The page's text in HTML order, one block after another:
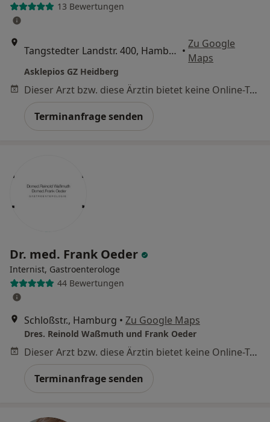
13 Bewertungen
Tangstedter Landstr. 400, Hamburg •
Zu Google
Maps
Asklepios GZ Heidberg
Dieser Arzt bzw. diese Ärztin bietet keine Online-Terminbuchung an diesem Standort an.
Terminanfrage senden
Dr. med. Frank Oeder
Internist, Gastroenterologe
44 Bewertungen
Schloßstr., Hamburg • Zu Google Maps
Dres. Reinold Waßmuth und Frank Oeder
Dieser Arzt bzw. diese Ärztin bietet keine Online-Terminbuchung an diesem Standort an.
Terminanfrage senden